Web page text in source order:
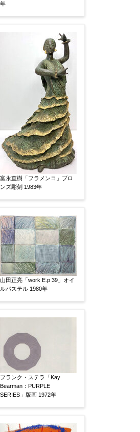
せください。その価格が適切かお返
りください。
送信確認メール記載のアドレスから
年
富永直樹「フラメンコ」ブロ
ンズ彫刻 1983年
山田正亮「work E.p 39」オイ
ルパステル 1980年
フランク・ステラ「Kay
Bearman：PURPLE
SERIES」版画 1972年